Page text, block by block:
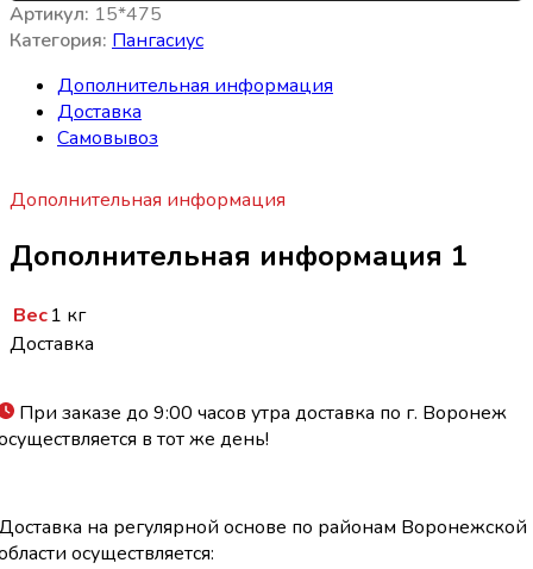
Артикул: 15*475
Категория: Пангасиус
Дополнительная информация
Доставка
Самовывоз
Дополнительная информация
Дополнительная информация 1
Вес1 кг
Доставка
При заказе до 9:00 часов утра доставка по г. Воронеж
в тот же день!
на регулярной основе по районам Воронежской
осуществляется: